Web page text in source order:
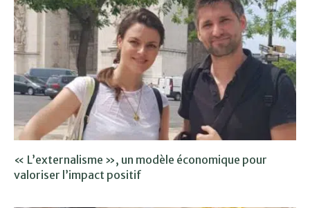
« L’externalisme », un modèle économique pour
valoriser l’impact positif